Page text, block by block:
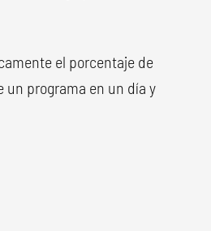
el porcentaje de
un programa en un día y